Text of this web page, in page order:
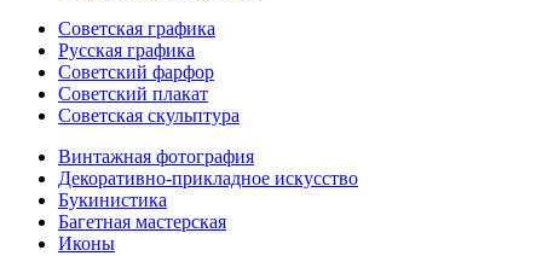
Советская графика
Русская графика
Советский фарфор
Советский плакат
Советская скульптура
Винтажная фотография
Декоративно-прикладное искусство
Букинистика
Багетная мастерская
Иконы